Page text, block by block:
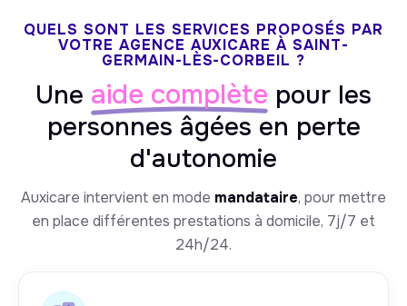
QUELS SONT LES SERVICES PROPOSÉS PAR
VOTRE AGENCE AUXICARE À SAINT-
GERMAIN-LÈS-CORBEIL ?
Une aide complète pour les
personnes âgées en perte
d'autonomie
Auxicare intervient en mode mandataire, pour mettre
en place différentes prestations à domicile, 7j/7 et
24h/24.